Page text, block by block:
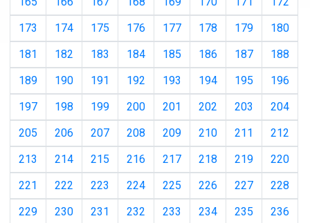
173
174 175 176 177 178 179
180
181
182 183 184 185 186 187
188
189
190 191 192 193 194 195
196
197
198 199 200 201 202 203
204
205
206 207 208 209 210 211
212
213
214 215 216 217 218 219
220
221
222 223 224 225 226 227
228
229
230 231 232 233 234 235
236